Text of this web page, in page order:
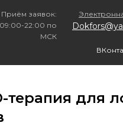
Приём заявок:
22:00 по
МСК
терапия для